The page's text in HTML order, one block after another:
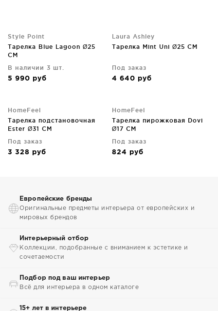
Style Point
Тарелка Blue Lagoon Ø25
CM
В наличии 3 шт.
5 990 руб
Laura Ashley
Тарелка Mint Uni Ø25 CM
Под заказ
4 640 руб
HomeFeel
Тарелка подстановочная
Ester Ø31 CM
Под заказ
3 328 руб
HomeFeel
Тарелка пирожковая Dovi
Ø17 CM
Под заказ
824 руб
Европейские бренды
Оригинальные предметы интерьера от европейских и
мировых брендов
Интерьерный отбор
Коллекции, подобранные с вниманием к эстетике и
сочетаемости
Подбор под ваш интерьер
Всё для интерьера в одном каталоге
15+ лет в интерьере